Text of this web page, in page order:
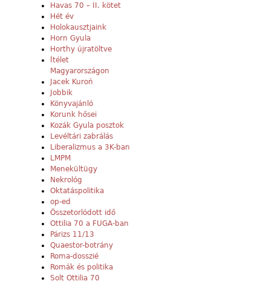
Havas 70 – II. kötet
Hét év
Holokausztjaink
Horn Gyula
Horthy újratöltve
Ítélet
Magyarországon
Jacek Kuroń
Jobbik
Könyvajánló
Korunk hősei
Kozák Gyula posztok
Levéltári zabrálás
Liberalizmus a 3K-ban
LMPM
Menekültügy
Nekrológ
Oktatáspolitika
op-ed
Összetorlódott idő
Ottilia 70 a FUGA-ban
Párizs 11/13
Quaestor-botrány
Roma-dosszié
Romák és politika
Solt Ottilia 70